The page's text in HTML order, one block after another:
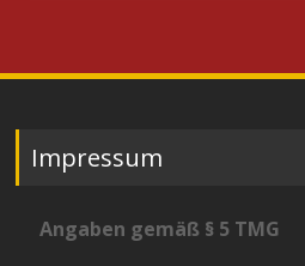
Impressum
Angaben gemäß § 5 TMG